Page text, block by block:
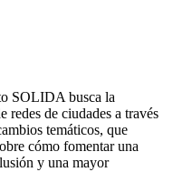
SOLIDA busca la
redes de ciudades a través
temáticos, que
cómo fomentar una
y una mayor